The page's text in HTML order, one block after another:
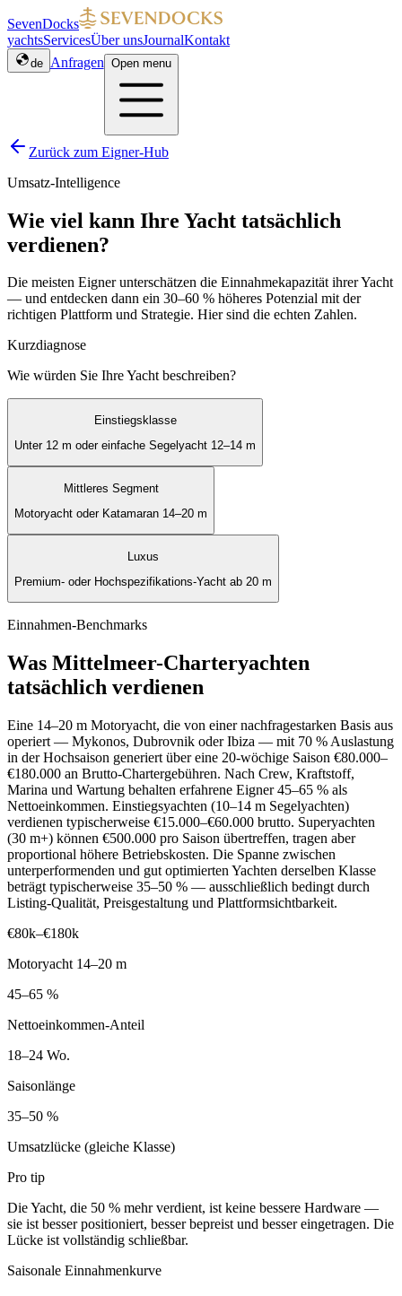
SevenDocks
yachtsServicesÜber unsJournalKontakt
de Anfragen Open menu
Zurück zum Eigner-Hub
Umsatz-Intelligence
Wie viel kann Ihre Yacht tatsächlich
verdienen?
Die meisten Eigner unterschätzen die Einnahmekapazität ihrer Yacht
— und entdecken dann ein 30–60 % höheres Potenzial mit der
richtigen Plattform und Strategie. Hier sind die echten Zahlen.
Kurzdiagnose
Wie würden Sie Ihre Yacht beschreiben?
Einstiegsklasse
Unter 12 m oder einfache Segelyacht 12–14 m
Mittleres Segment
Motoryacht oder Katamaran 14–20 m
Luxus
Premium- oder Hochspezifikations-Yacht ab 20 m
Einnahmen-Benchmarks
Was Mittelmeer-Charteryachten
tatsächlich verdienen
Eine 14–20 m Motoryacht, die von einer nachfragestarken Basis aus
operiert — Mykonos, Dubrovnik oder Ibiza — mit 70 % Auslastung
in der Hochsaison generiert über eine 20-wöchige Saison €80.000–
€180.000 an Brutto-Chartergebühren. Nach Crew, Kraftstoff,
Marina und Wartung behalten erfahrene Eigner 45–65 % als
Nettoeinkommen. Einstiegsyachten (10–14 m Segelyachten)
verdienen typischerweise €15.000–€60.000 brutto. Superyachten
(30 m+) können €500.000 pro Saison übertreffen, tragen aber
proportional höhere Betriebskosten. Die Spanne zwischen
unterperformenden und gut optimierten Yachten derselben Klasse
beträgt typischerweise 35–50 % — ausschließlich bedingt durch
Listing-Qualität, Preisgestaltung und Plattformsichtbarkeit.
€80k–€180k
Motoryacht 14–20 m
45–65 %
Nettoeinkommen-Anteil
18–24 Wo.
Saisonlänge
35–50 %
Umsatzlücke (gleiche Klasse)
Pro tip
Die Yacht, die 50 % mehr verdient, ist keine bessere Hardware —
sie ist besser positioniert, besser bepreist und besser eingetragen. Die
Lücke ist vollständig schließbar.
Saisonale Einnahmenkurve